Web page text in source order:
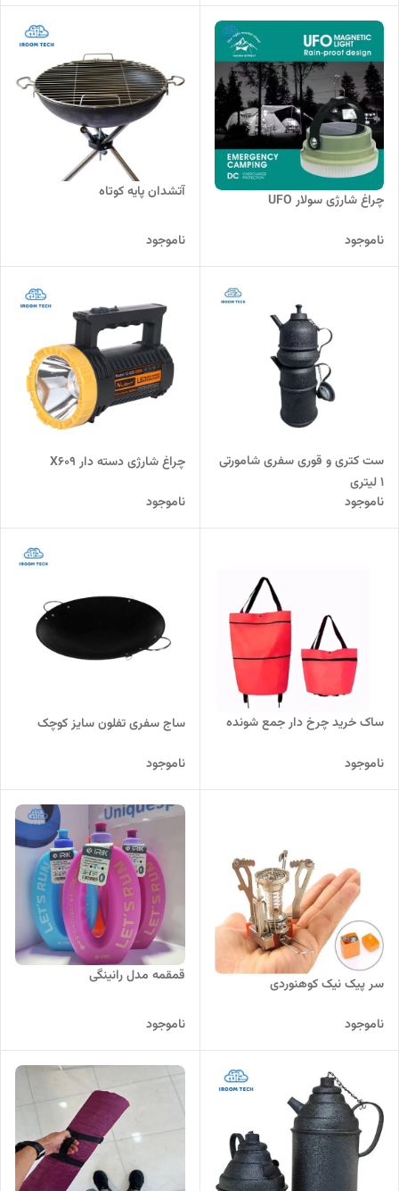
چراغ شارژی سولار UFO
ناموجود
آتشدان پایه کوتاه
ناموجود
ست کتری و قوری سفری شامورتی
1 لیتری
ناموجود
چراغ شارژی دسته دار X609
ناموجود
ساک خرید چرخ دار جمع شونده
ناموجود
ساج سفری تفلون سایز کوچک
ناموجود
سر پیک نیک کوهنوردی
ناموجود
قمقمه مدل رانینگی
ناموجود